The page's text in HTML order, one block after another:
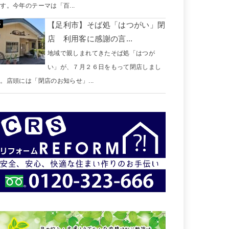
。今年のテーマは「百...
【足利市】そば処「はつがい」閉
店 利用客に感謝の言...
地域で親しまれてきたそば処「はつが
い」が、７月２６日をもって閉店しまし
店頭には「閉店のお知らせ」...